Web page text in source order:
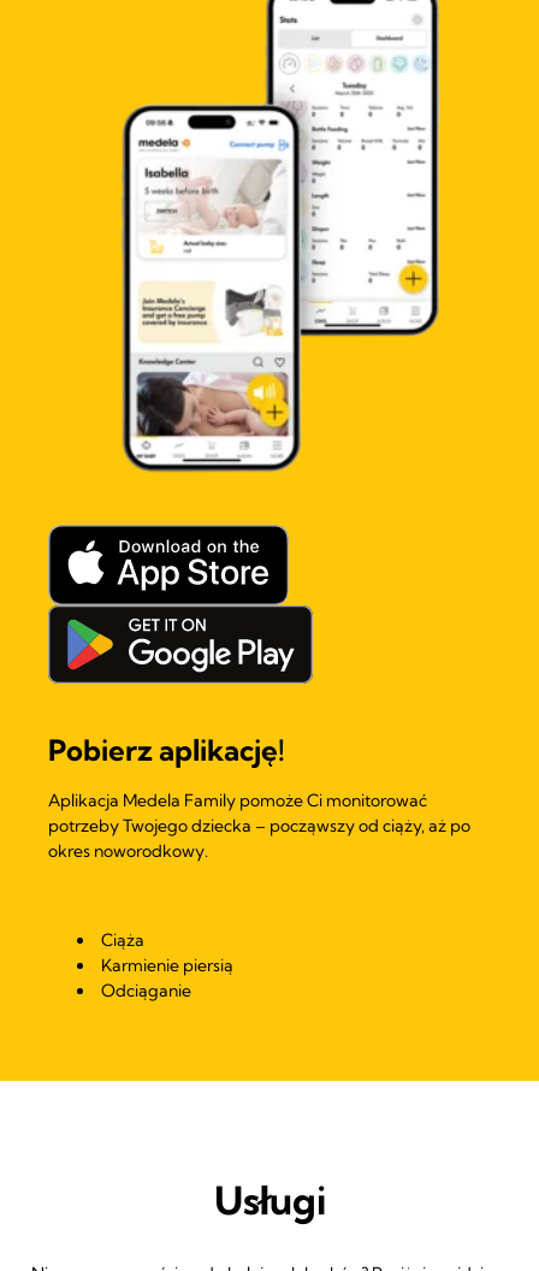
Pobierz aplikację!
Aplikacja Medela Family pomoże Ci monitorować
potrzeby Twojego dziecka – począwszy od ciąży, aż po
okres noworodkowy.
Ciąża
Karmienie piersią
Odciąganie
Usługi